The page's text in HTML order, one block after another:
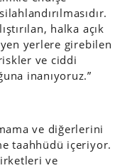
halka açık
yerlere girebilen
ve ciddi
inanıyoruz.”
ve diğerlerini
taahhüdü içeriyor.
ve